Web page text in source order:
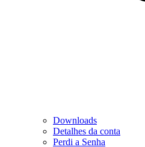
Downloads
Detalhes da conta
Perdi a Senha